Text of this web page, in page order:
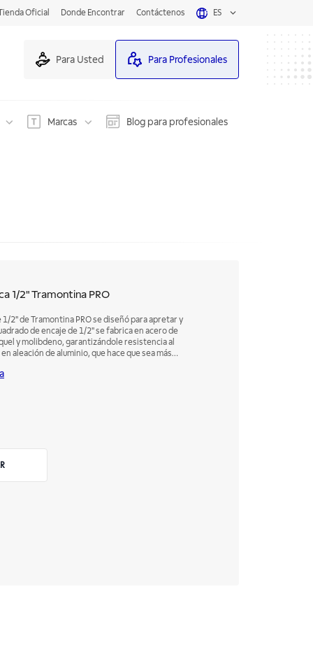
Oficial Donde Encontrar Contáctenos ES
Para Usted Para Profesionales
Marcas Blog para profesionales
1/2" Tramontina PRO
1/2" de Tramontina PRO se diseñó para apretar y
de encaje de 1/2" se fabrica en acero de
y molibdeno, garantizándole resistencia al
aleación de aluminio, que hace que sea más
automovilísticas de Tramontina PRO.